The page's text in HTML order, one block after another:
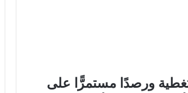
ورصدًا مستمرًّا على